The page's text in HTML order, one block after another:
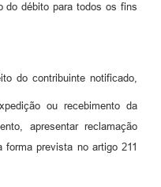
do débito para todos os fins
do contribuinte notificado,
ou recebimento da
apresentar reclamação
prevista no artigo 211